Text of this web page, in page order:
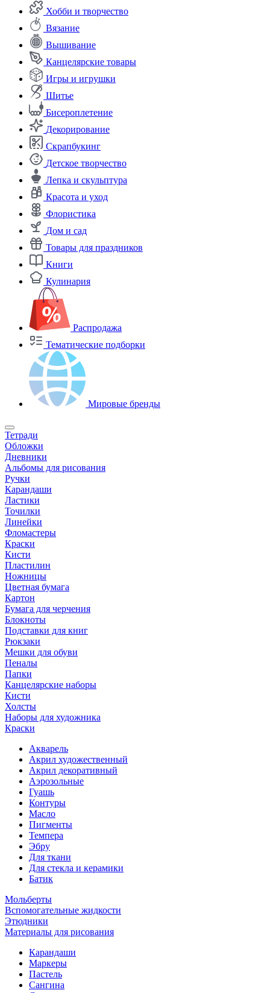
Хобби и творчество
Вязание
Вышивание
Канцелярские товары
Игры и игрушки
Шитье
Бисероплетение
Декорирование
Скрапбукинг
Детское творчество
Лепка и скульптура
Красота и уход
Флористика
Дом и сад
Товары для праздников
Книги
Кулинария
Распродажа
Тематические подборки
Мировые бренды
Тетради
Обложки
Дневники
Альбомы для рисования
Ручки
Карандаши
Ластики
Точилки
Линейки
Фломастеры
Краски
Кисти
Пластилин
Ножницы
Цветная бумага
Картон
Бумага для черчения
Блокноты
Подставки для книг
Рюкзаки
Мешки для обуви
Пеналы
Папки
Канцелярские наборы
Кисти
Холсты
Наборы для художника
Краски
Акварель
Акрил художественный
Акрил декоративный
Аэрозольные
Гуашь
Контуры
Масло
Пигменты
Темпера
Эбру
Для ткани
Для стекла и керамики
Батик
Мольберты
Вспомогательные жидкости
Этюдники
Материалы для рисования
Карандаши
Маркеры
Пастель
Сангина